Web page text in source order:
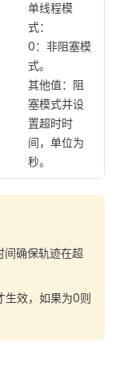
单线程模
式：
0：非阻塞模
式。
其他值：阻
塞模式并设
置超时时
间，单位为
秒。
间确保轨迹在超
生效，如果为0则